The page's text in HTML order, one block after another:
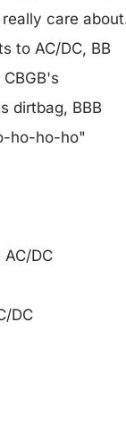
care
to AC/DC, BB
dirtbag, BBB
ho-ho-ho"
DC
DC